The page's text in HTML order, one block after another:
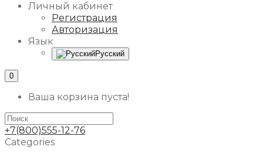
Личный кабинет
Регистрация
Авторизация
Язык
Русский
0
Ваша корзина пуста!
+7(800)555-12-76
Categories